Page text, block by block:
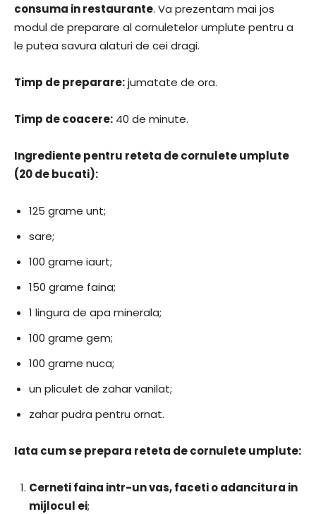
consuma in restaurante. Va prezentam mai jos
modul de preparare al cornuletelor umplute pentru a
le putea savura alaturi de cei dragi.
Timp de preparare:jumatate de ora.
Timp de coacere: 40 de minute.
Ingrediente pentru reteta de cornulete umplute
(20 de bucati):
125 grame unt;
sare;
100 grame iaurt;
150 grame faina;
1 lingura de apa minerala;
100 grame gem;
100 grame nuca;
un pliculet de zahar vanilat;
zahar pudra pentru ornat.
Iata cum se prepara reteta de cornulete umplute:
Cerneti faina intr-un vas, faceti o adancitura in
mijlocul ei;